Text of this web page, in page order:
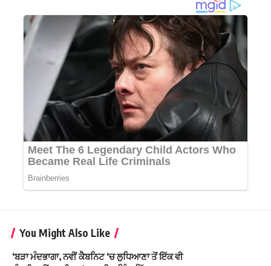
You Might Also Like
‘ਬੜਾ ਮੰਦਭਾਗਾ, ਨਵੀਂ ਕੈਬਨਿਟ ‘ਚ ਲੁਧਿਆਣਾ ਤੋਂ ਇੱਕ ਵੀ